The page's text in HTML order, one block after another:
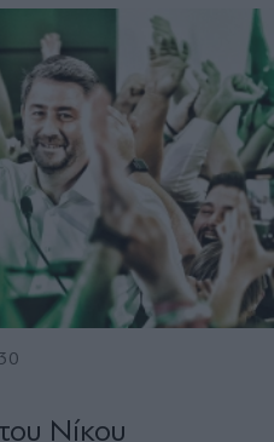
Νίκου